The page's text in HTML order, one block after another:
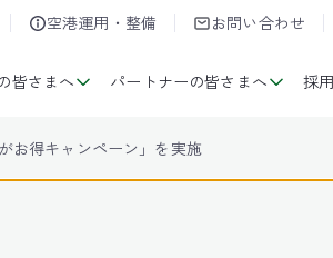
空港運用・整備 お問い合わせ
皆さまへ パートナーの皆さまへ 採
お得キャンペーン」を実施